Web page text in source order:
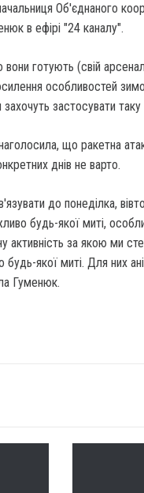
Об'єднаного
в ефірі "24 каналу".
вони готують (свій
особливостей
застосувати
що ракетна
днів не варто.
до понеділка,
будь-якої миті,
активність за якою ми
будь-якої миті. Для них
Гуменюк.